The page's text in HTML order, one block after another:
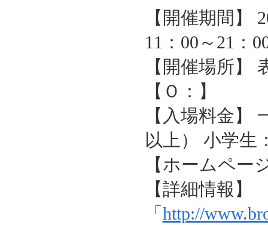
【開催期間】
11：00～21：
【開催場所
【Ｏ：】
【入場料金】
以上） 小学生
【ホームペー
【詳細情報】
「 http://